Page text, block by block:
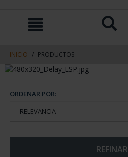
contenido
navegacin
INICIO PRODUCTOS
ORDENAR POR:
REFINAR